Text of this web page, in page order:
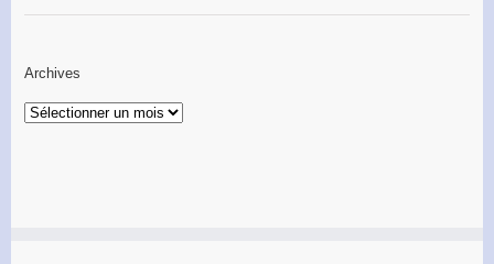
Archives
Archives